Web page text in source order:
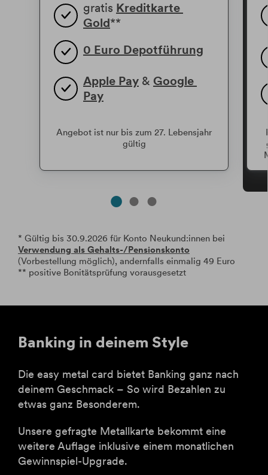
gratis Kreditkarte
Gold**
0 Euro Depotführung
Apple Pay & Google
Pay
Angebot ist nur bis zum 27. Lebensjahr
gültig
* Gültig bis 30.9.2026 für Konto Neukund:innen bei
Verwendung als Gehalts-/Pensionskonto
(Vorbestellung möglich), andernfalls einmalig 49 Euro
** positive Bonitätsprüfung vorausgesetzt
Banking in deinem Style
Die easy metal card bietet Banking ganz nach
deinem Geschmack – So wird Bezahlen zu
etwas ganz Besonderem.
Unsere gefragte Metallkarte bekommt eine
weitere Auflage inklusive einem monatlichen
Gewinnspiel-Upgrade.